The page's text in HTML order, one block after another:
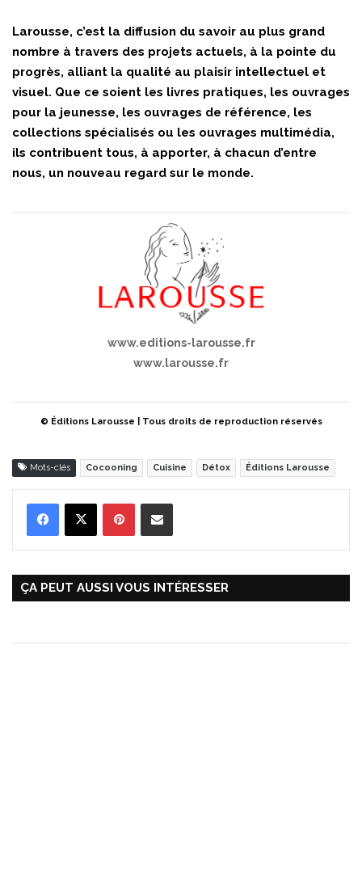
Larousse, c’est la diffusion du savoir au plus grand
nombre à travers des projets actuels, à la pointe du
progrès, alliant la qualité au plaisir intellectuel et
visuel. Que ce soient les livres pratiques, les ouvrages
pour la jeunesse, les ouvrages de référence, les
collections spécialisés ou les ouvrages multimédia,
ils contribuent tous, à apporter, à chacun d’entre
nous, un nouveau regard sur le monde.
www.editions-larousse.fr
www.larousse.fr
© Éditions Larousse | Tous droits de reproduction réservés
Mots-clés Cocooning Cuisine Détox Éditions Larousse
ÇA PEUT AUSSI VOUS INTÉRESSER